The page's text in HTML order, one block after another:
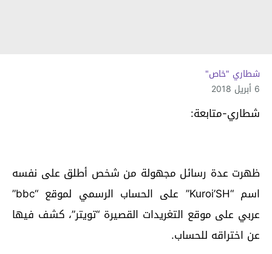
شطاري "خاص"
6 أبريل 2018
شطاري-متابعة:
ظهرت عدة رسائل مجهولة من شخص أطلق على نفسه
اسم “Kuroi’SH” على الحساب الرسمي لموقع “bbc”
عربي على موقع التغريدات القصيرة “تويتر”، كشف فيها
عن اختراقه للحساب.